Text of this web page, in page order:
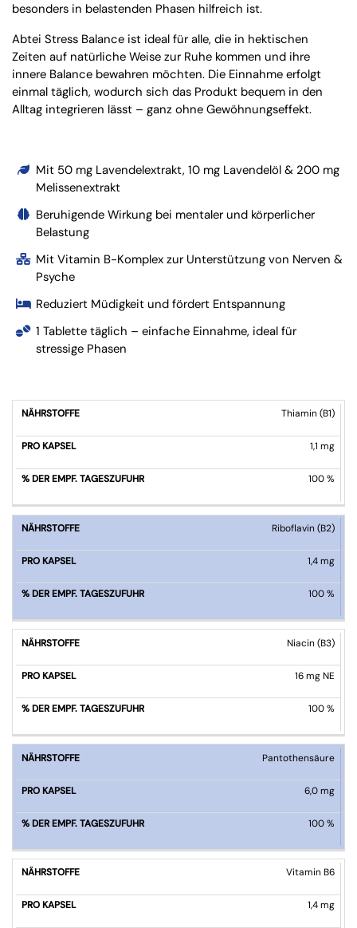
besonders in belastenden Phasen hilfreich ist.
Abtei Stress Balance ist ideal für alle, die in hektischen
Zeiten auf natürliche Weise zur Ruhe kommen und ihre
innere Balance bewahren möchten. Die Einnahme erfolgt
einmal täglich, wodurch sich das Produkt bequem in den
Alltag integrieren lässt – ganz ohne Gewöhnungseffekt.
Mit 50 mg Lavendelextrakt, 10 mg Lavendelöl & 200 mg
Melissenextrakt
Beruhigende Wirkung bei mentaler und körperlicher
Belastung
Mit Vitamin B-Komplex zur Unterstützung von Nerven &
Psyche
Reduziert Müdigkeit und fördert Entspannung
1 Tablette täglich – einfache Einnahme, ideal für
stressige Phasen
NÄHRSTOFFE
KAPSEL
TAGESZUFUHR
Thiamin (B1)
1,1 mg
100 %
Riboflavin (B2)
1,4 mg
100 %
Niacin (B3)
16 mg NE
100 %
Pantothensäure
6,0 mg
100 %
Vitamin B6
1,4 mg